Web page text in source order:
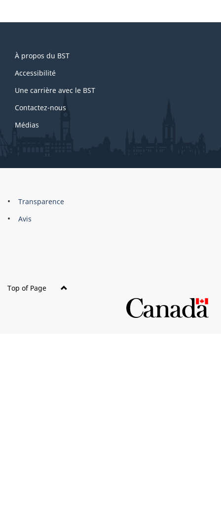
this
site
À propos du BST
Accessibilité
Une carrière avec le BST
Contactez-nous
Médias
About
this
Brand
Transparence
Avis
Top of Page